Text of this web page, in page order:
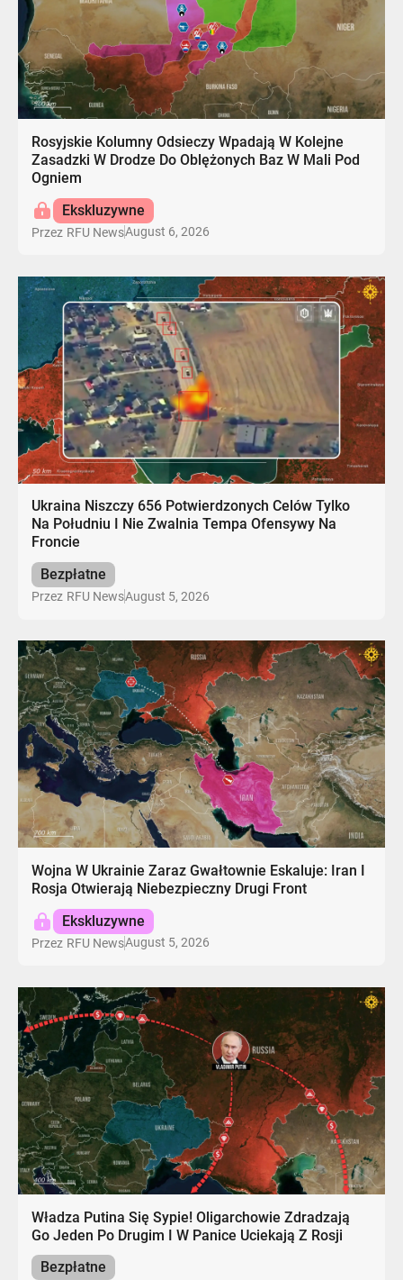
Rosyjskie Kolumny Odsieczy Wpadają W Kolejne
Zasadzki W Drodze Do Oblężonych Baz W Mali Pod
Ogniem
Ekskluzywne
Przez RFU NewsAugust 6, 2026
Ukraina Niszczy 656 Potwierdzonych Celów Tylko
Na Południu I Nie Zwalnia Tempa Ofensywy Na
Froncie
Bezpłatne
Przez RFU NewsAugust 5, 2026
Wojna W Ukrainie Zaraz Gwałtownie Eskaluje: Iran I
Rosja Otwierają Niebezpieczny Drugi Front
Ekskluzywne
Przez RFU NewsAugust 5, 2026
Władza Putina Się Sypie! Oligarchowie Zdradzają
Go Jeden Po Drugim I W Panice Uciekają Z Rosji
Bezpłatne